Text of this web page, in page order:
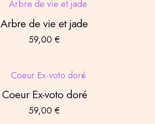
Arbre de vie et jade
59,00 €
Coeur Ex-voto doré
59,00 €